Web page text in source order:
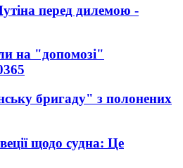
перед дилемою -
на "допомозі"
бригаду" з полонених
щодо судна: Це